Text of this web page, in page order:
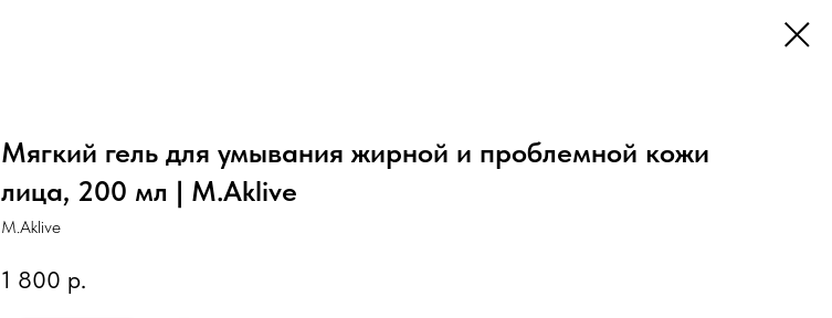
Мягкий гель для умывания жирной и проблемной кожи
лица, 200 мл | M.Aklive
M.Aklive
1 800 р.